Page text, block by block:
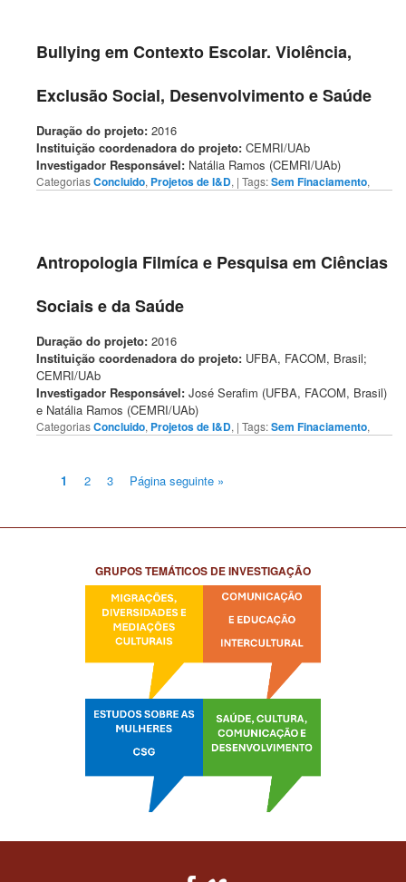
Bullying em Contexto Escolar. Violência,
Exclusão Social, Desenvolvimento e Saúde
Duração do projeto:2016
Instituição coordenadora do projeto:CEMRI/UAb
Investigador Responsável: Natália Ramos (CEMRI/UAb)
CategoriasConcluido, Projetos de I&D, | Tags:Sem Finaciamento,
Antropologia Filmíca e Pesquisa em Ciências
Sociais e da Saúde
Duração do projeto:2016
Instituição coordenadora do projeto: UFBA, FACOM, Brasil;
CEMRI/UAb
Investigador Responsável:José Serafim (UFBA, FACOM, Brasil)
e Natália Ramos (CEMRI/UAb)
CategoriasConcluido, Projetos de I&D, | Tags:Sem Finaciamento,
1 2 3 Página seguinte »
GRUPOS TEMÁTICOS DE INVESTIGAÇÃO